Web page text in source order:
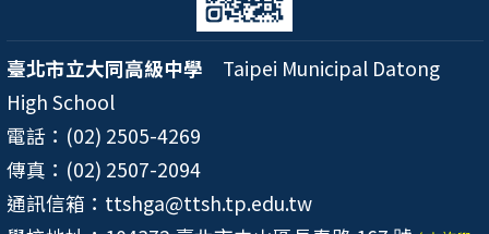
臺北市立大同高級中學 Taipei Municipal Datong
High School
電話：(02) 2505-4269
傳真：(02) 2507-2094
通訊信箱：ttshga@ttsh.tp.edu.tw